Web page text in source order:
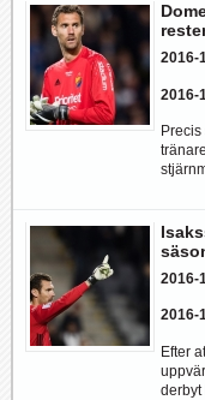
2016-
2016-
2016-
2016-
Efter
derbyt